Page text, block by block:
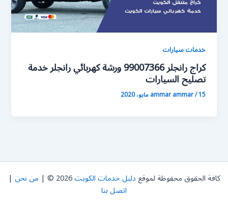
خدمات سيارات
كراج رانجلر 99007366 ورشة كهربائي رانجلر خدمة
تصليح السيارات
ammar ammar/15 مايو، 2020
كافة الحقوق محفوظة لموقعدليل خدمات الكويت2026 © | من نحن |
اتصل بنا